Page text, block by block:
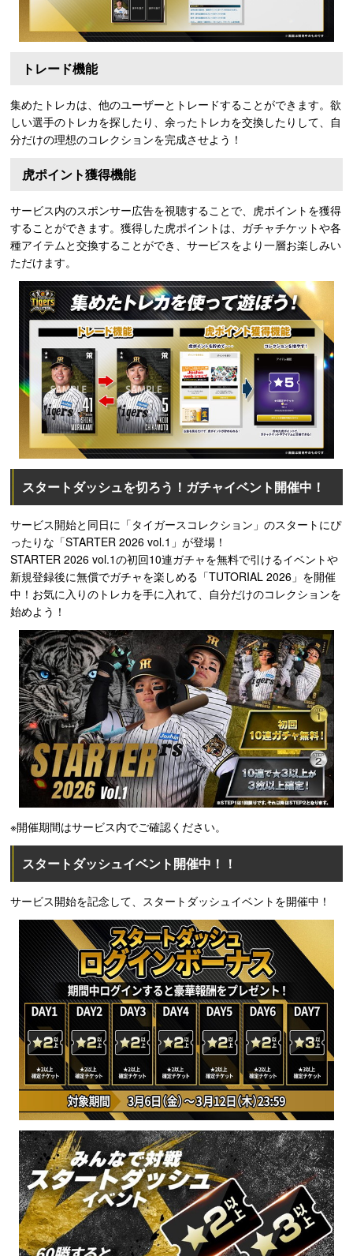
トレード機能
集めたトレカは、他のユーザーとトレードすることができます。欲
しい選手のトレカを探したり、余ったトレカを交換したりして、自
分だけの理想のコレクションを完成させよう！
虎ポイント獲得機能
サービス内のスポンサー広告を視聴することで、虎ポイントを獲得
することができます。獲得した虎ポイントは、ガチャチケットや各
種アイテムと交換することができ、サービスをより一層お楽しみい
ただけます。
スタートダッシュを切ろう！ガチャイベント開催中！
サービス開始と同日に「タイガースコレクション」のスタートにぴ
ったりな「STARTER 2026 vol.1」が登場！
STARTER 2026 vol.1の初回10連ガチャを無料で引けるイベントや
新規登録後に無償でガチャを楽しめる「TUTORIAL 2026」を開催
中！お気に入りのトレカを手に入れて、自分だけのコレクションを
始めよう！
※開催期間はサービス内でご確認ください。
スタートダッシュイベント開催中！！
サービス開始を記念して、スタートダッシュイベントを開催中！